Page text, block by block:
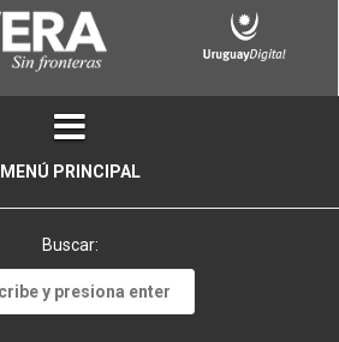
MENÚ PRINCIPAL
Buscar: